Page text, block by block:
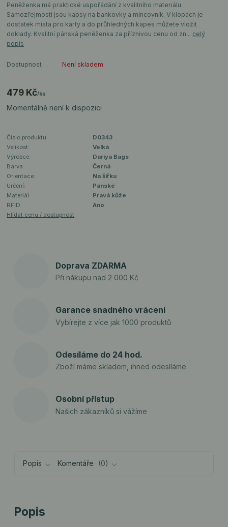
Peněženka má praktické uspořádání z kvalitního materiálu.
Samozřejmostí jsou kapsy na bankovky a mincovník. V klopách je
dostatek místa pro karty a do průhledných kapes můžete vložit
doklady. Kvalitní pánská peněženka za příznivou cenu od zn... celý
popis
Dostupnost Není skladem
479 Kč/ks
Momentálně není k dispozici
Číslo produktu:
D0343
Velikost:
Velká
Výrobce:
Dariya Bags
Barva:
Černá
Orientace:
Na šířku
Určení:
Pánské
Materiál:
Pravá kůže
RFID:
Ano
Hlídat cenu / dostupnost
Doprava ZDARMA
Při nákupu nad 2 000 Kč
Garance snadného vrácení
Vybírejte z více jak 1000 produktů
Odesíláme do 24 hod.
Zboží máme skladem, ihned odesíláme
Osobní přístup
Našich zákazníků si vážíme
Popis Komentáře 0
Popis